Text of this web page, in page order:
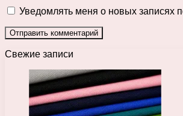
Уведомлять меня о новых записях
Свежие записи